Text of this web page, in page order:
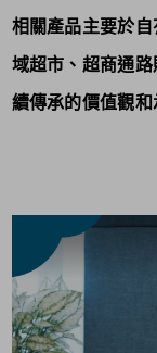
相關產品主要於
域超市、超商通
續傳承的價值觀和